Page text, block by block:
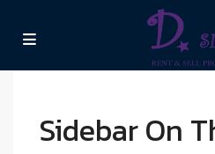
Sidebar On